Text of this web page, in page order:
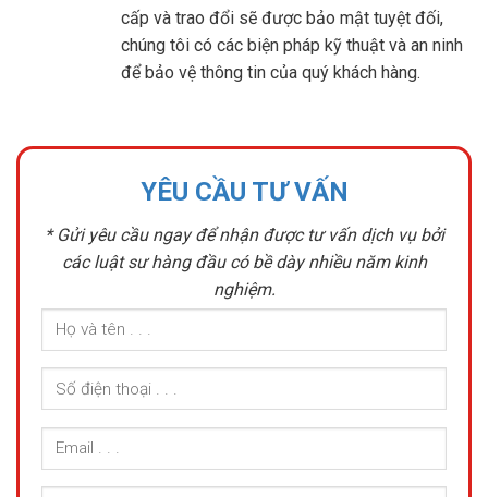
cấp và trao đổi sẽ được bảo mật tuyệt đối,
chúng tôi có các biện pháp kỹ thuật và an ninh
để bảo vệ thông tin của quý khách hàng.
YÊU CẦU TƯ VẤN
* Gửi yêu cầu ngay để nhận được tư vấn dịch vụ bởi
các luật sư hàng đầu có bề dày nhiều năm kinh
nghiệm.